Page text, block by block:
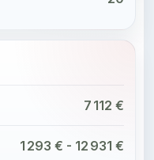
7 112 €
1 293 € - 12 931 €